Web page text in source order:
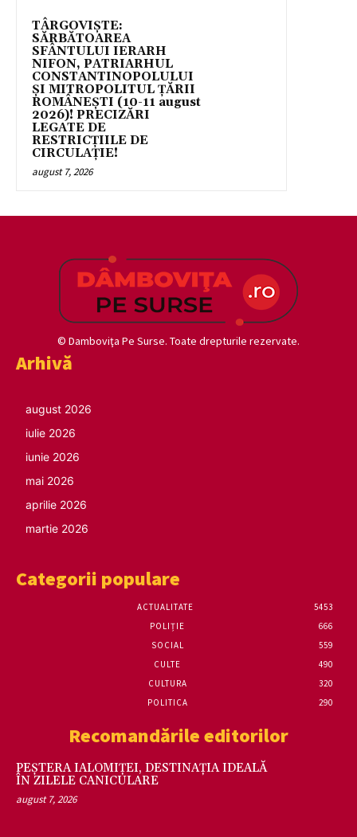
TÂRGOVIȘTE:
SĂRBĂTOAREA
SFÂNTULUI IERARH
NIFON, PATRIARHUL
CONSTANTINOPOLULUI
ŞI MITROPOLITUL ȚĂRII
ROMÂNEȘTI (10-11 august
2026)! PRECIZĂRI
LEGATE DE
RESTRICȚIILE DE
CIRCULAȚIE!
august 7, 2026
© Damboviţa Pe Surse. Toate drepturile rezervate.
Arhivă
august 2026
iulie 2026
iunie 2026
mai 2026
aprilie 2026
martie 2026
Categorii populare
ACTUALITATE
5453
POLIȚIE
666
SOCIAL
559
CULTE
490
CULTURA
320
POLITICA
290
Recomandările editorilor
PEȘTERA IALOMIȚEI, DESTINAȚIA IDEALĂ
ÎN ZILELE CANICULARE
august 7, 2026